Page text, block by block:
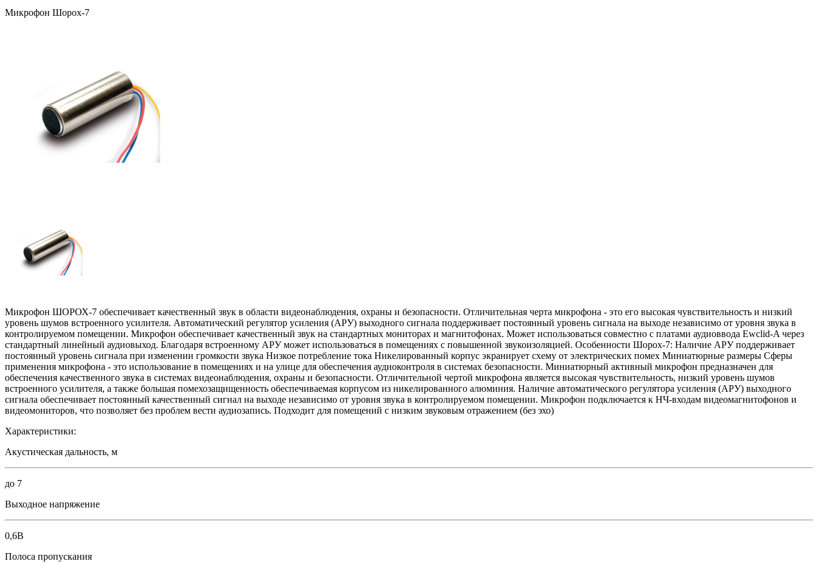
Микрофон Шорох-7
Микрофон ШОРОХ-7 обеспечивает качественный звук в области видеонаблюдения, охраны и безопасности. Отличительная черта микрофона - это его высокая чувствительность и низкий
уровень шумов встроенного усилителя. Автоматический регулятор усиления (АРУ) выходного сигнала поддерживает постоянный уровень сигнала на выходе независимо от уровня звука в
контролируемом помещении. Микрофон обеспечивает качественный звук на стандартных мониторах и магнитофонах. Может использоваться совместно с платами аудиоввода Ewclid-A через
стандартный линейный аудиовыход. Благодаря встроенному АРУ может использоваться в помещениях с повышенной звукоизоляцией. Особенности Шорох-7: Наличие АРУ поддерживает
постоянный уровень сигнала при изменении громкости звука Низкое потребление тока Никелированный корпус экранирует схему от электрических помех Миниатюрные размеры Сферы
применения микрофона - это использование в помещениях и на улице для обеспечения аудиоконтроля в системах безопасности. Миниатюрный активный микрофон предназначен для
обеспечения качественного звука в системах видеонаблюдения, охраны и безопасности. Отличительной чертой микрофона является высокая чувствительность, низкий уровень шумов
встроенного усилителя, а также большая помехозащищенность обеспечиваемая корпусом из никелированного алюминия. Наличие автоматического регулятора усиления (АРУ) выходного
сигнала обеспечивает постоянный качественный сигнал на выходе независимо от уровня звука в контролируемом помещении. Микрофон подключается к НЧ-входам видеомагнитофонов и
видеомониторов, что позволяет без проблем вести аудиозапись. Подходит для помещений с низким звуковым отражением (без эхо)
Характеристики:
Акустическая дальность, м
до 7
Выходное напряжение
0,6В
Полоса пропускания